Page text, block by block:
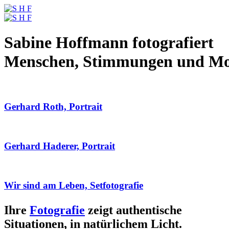
Sabine Hoffmann fotografiert
Menschen, Stimmungen und
Gerhard Roth, Portrait
Gerhard Haderer, Portrait
Wir sind am Leben, Setfotografie
Ihre Fotografie zeigt authentische
Situationen, in natürlichem Licht.